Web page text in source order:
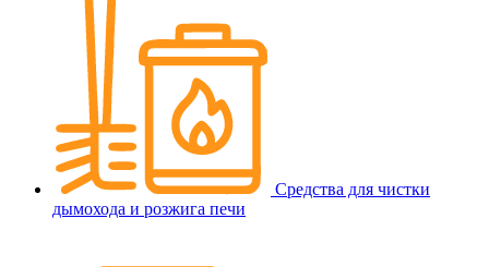
Средства для чистки
дымохода и розжига печи